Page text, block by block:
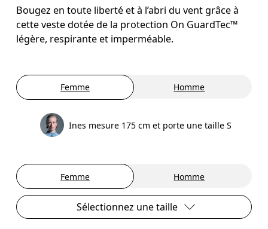
Bougez en toute liberté et à l’abri du vent grâce à
cette veste dotée de la protection On GuardTec™
légère, respirante et imperméable.
Femme Homme
Ines mesure 175 cm et porte une taille S
Femme Homme
Sélectionnez une taille